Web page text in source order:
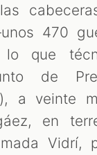
470
lo que
de
a veinte
en
Vidrí,